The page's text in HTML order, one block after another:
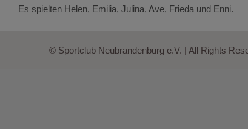
Es spielten Helen, Emilia, Julina, Ave, Frieda und Enni.
© Sportclub Neubrandenburg e.V. | All Rights